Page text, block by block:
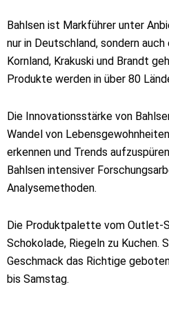
Bahlsen ist Markführer unter
nur in Deutschland, sondern
Kornland, Krakuski und Brandt
Produkte werden in über 80
Die Innovationsstärke von
Wandel von
erkennen und Trends
Bahlsen intensiver
Analysemethoden.
Die Produktpalette vom Outlet-
Schokolade, Riegeln zu Kuchen.
Geschmack das Richtige
bis Samstag.